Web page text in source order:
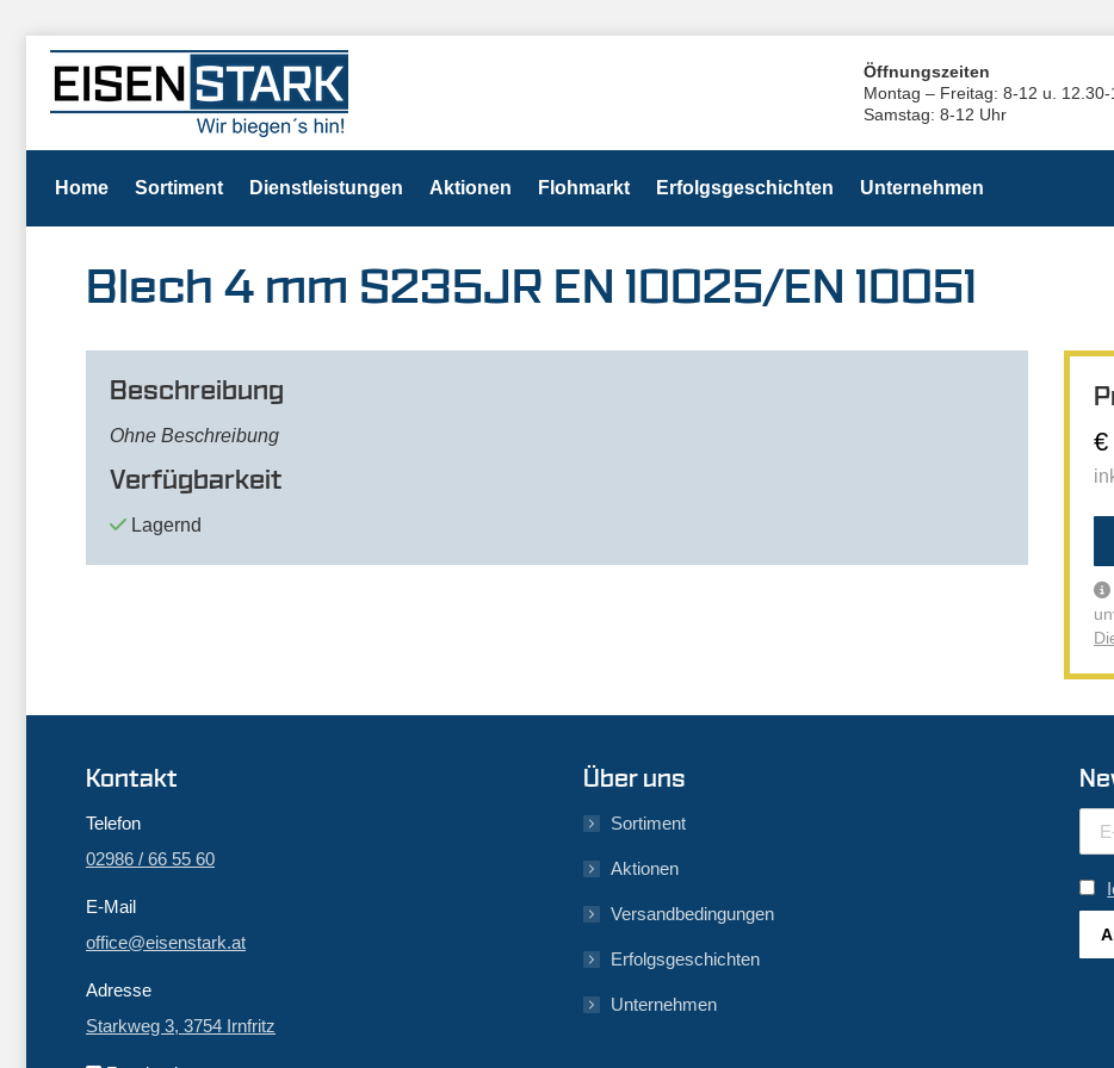
Öffnungszeiten
Montag – Freitag: 8-12 u.
Samstag: 8-12 Uhr
Home Sortiment Dienstleistungen Aktionen Flohmarkt Erfolgsgeschichten Unternehmen
Blech 4 mm S235JR EN 10025/EN 10051
Beschreibung
Ohne Beschreibung
Verfügbarkeit
Lagernd
€
Kontakt
Telefon
02986 / 66 55 60
E-Mail
office@eisenstark.at
Adresse
Starkweg 3, 3754 Irnfritz
Über uns
Sortiment
Aktionen
Versandbedingungen
Erfolgsgeschichten
Unternehmen